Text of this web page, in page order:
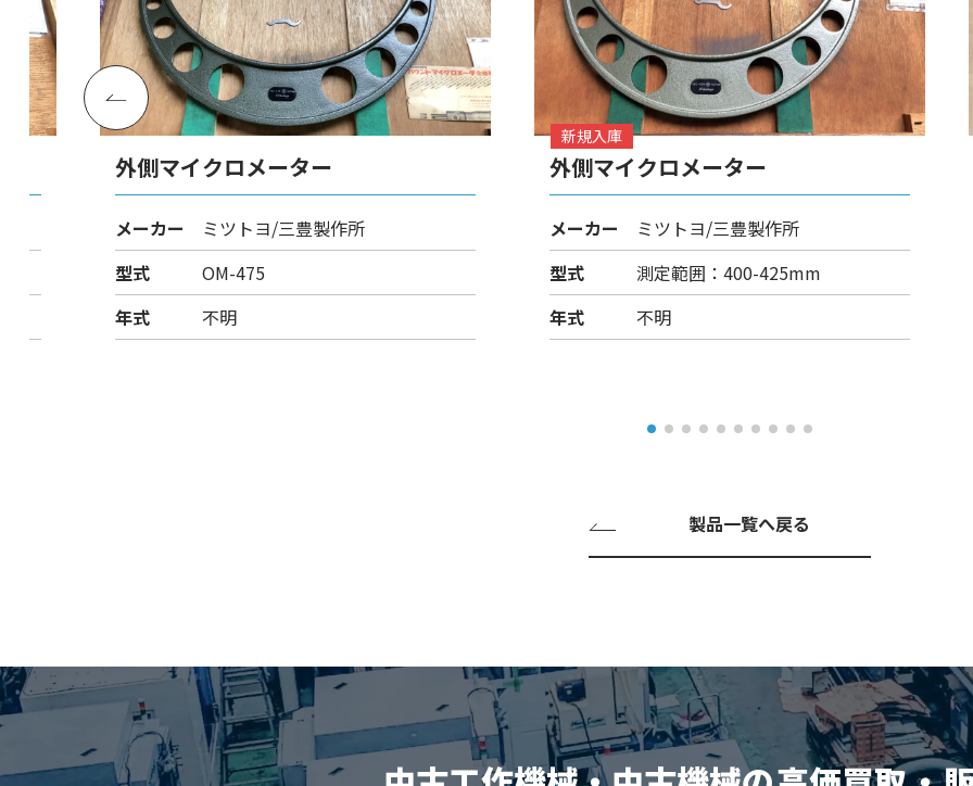
外側マイクロメーター
メーカー
ミツトヨ/三豊製作所
型式
OM-475
年式
不明
新規入庫
外側マイクロメーター
メーカー
ミツトヨ/三豊製作所
型式
測定範囲：400-425mm
年式
不明
製品一覧へ戻る